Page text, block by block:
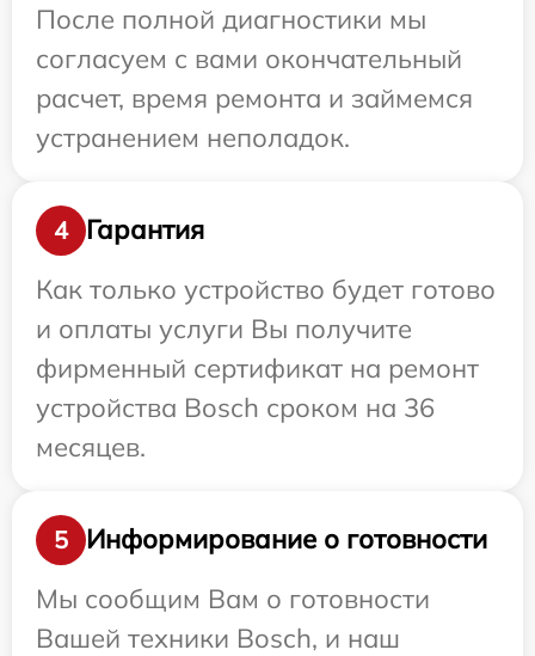
После полной диагностики мы
согласуем с вами окончательный
расчет, время ремонта и займемся
устранением неполадок.
4
Гарантия
Как только устройство будет готово
и оплаты услуги Вы получите
фирменный сертификат на ремонт
устройства Bosch сроком на 36
месяцев.
5
Информирование о готовности
Мы сообщим Вам о готовности
Вашей техники Bosch, и наш